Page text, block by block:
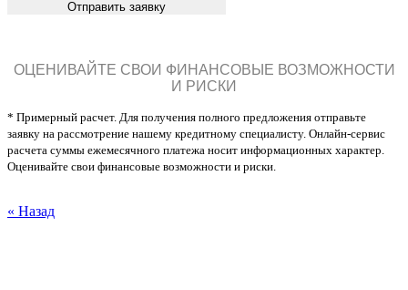
И РИСКИ
заявку на рассмотрение нашему кредитному специалисту. Онлайн-сервис
расчета суммы ежемесячного платежа носит информационных характер.
Оценивайте свои финансовые возможности и риски.